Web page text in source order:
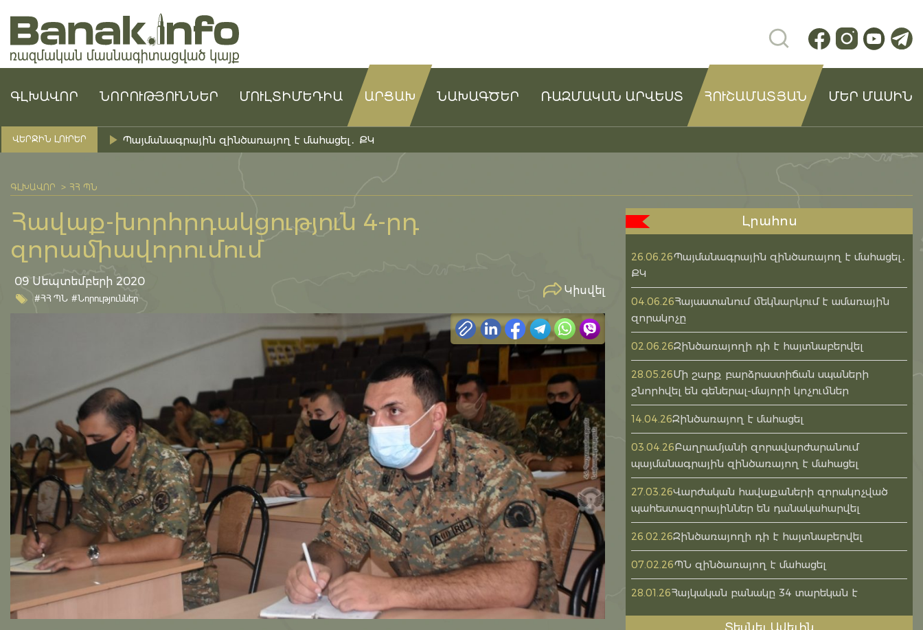
ԳԼԽԱՎՈՐ ՆՈՐՈՒԹՅՈՒՆՆԵՐ ՄՈՒԼՏԻՄԵԴԻԱ ԱՐՑԱԽ ՆԱԽԱԳԾԵՐ ՌԱԶՄԱԿԱՆ ԱՐՎԵՍՏ ՀՈՒՇԱՄԱՏՅԱՆ ՄԵՐ ՄԱՍԻՆ
ՎԵՐՋԻՆ ԼՈՒՐԵՐ Պայմանագրային զինծառայող է մահացել․ ՔԿ
ԳԼԽԱՎՈՐ ՀՀ ՊՆ
Հավաք-խորհրդակցություն 4-րդ
զորամիավորումում
09 Սեպտեմբերի 2020
#ՀՀ ՊՆ #Նորություններ
Կիսվել
Լրահոս
26.06.26Պայմանագրային զինծառայող է մահացել․
ՔԿ
04.06.26Հայաստանում մեկնարկում է ամառային
զորակոչը
02.06.26Զինծառայողի դի է հայտնաբերվել
28.05.26Մի շարք բարձրաստիճան սպաների
շնորհվել են գեներալ-մայորի կոչումներ
14.04.26Զինծառայող է մահացել
03.04.26Բաղրամյանի զորավարժարանում
պայմանագրային զինծառայող է մահացել
27.03.26Վարժական հավաքաների զորակոչված
պահեստազորայիններ են դանակահարվել
26.02.26Զինծառայողի դի է հայտնաբերվել
07.02.26ՊՆ զինծառայող է մահացել
28.01.26Հայկական բանակը 34 տարեկան է
Տեսնել Ավելին